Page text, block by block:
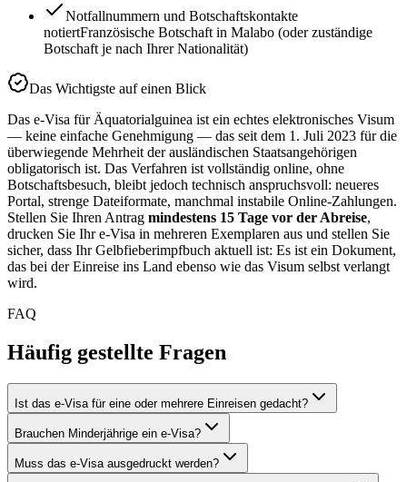
Notfallnummern und Botschaftskontakte
notiertFranzösische Botschaft in Malabo (oder zuständige
Botschaft je nach Ihrer Nationalität)
Das Wichtigste auf einen Blick
Das e-Visa für Äquatorialguinea ist ein echtes elektronisches Visum
— keine einfache Genehmigung — das seit dem 1. Juli 2023 für die
überwiegende Mehrheit der ausländischen Staatsangehörigen
obligatorisch ist. Das Verfahren ist vollständig online, ohne
Botschaftsbesuch, bleibt jedoch technisch anspruchsvoll: neueres
Portal, strenge Dateiformate, manchmal instabile Online-Zahlungen.
Stellen Sie Ihren Antrag mindestens 15 Tage vor der Abreise,
drucken Sie Ihr e-Visa in mehreren Exemplaren aus und stellen Sie
sicher, dass Ihr Gelbfieberimpfbuch aktuell ist: Es ist ein Dokument,
das bei der Einreise ins Land ebenso wie das Visum selbst verlangt
wird.
FAQ
Häufig gestellte Fragen
Ist das e-Visa für eine oder mehrere Einreisen gedacht?
Brauchen Minderjährige ein e-Visa?
Muss das e-Visa ausgedruckt werden?